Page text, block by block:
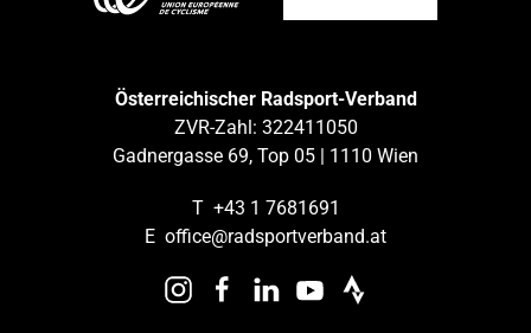
Österreichischer Radsport-Verband
ZVR-Zahl: 322411050
Gadnergasse 69, Top 05 | 1110 Wien
T +43 1 7681691
E office@radsportverband.at